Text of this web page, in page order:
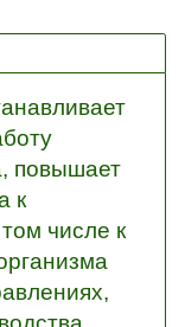
повышает
к
числе к